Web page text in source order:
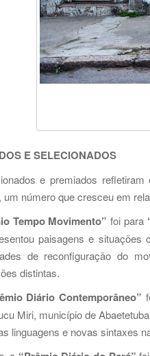
E SELECIONADOS
e premiados
um número que cresceu em
Tempo Movimento” foi para
paisagens e
de reconfiguração do
distintas.
Diário Contemporâneo”
Miri, município de
linguagens e novas sintaxes